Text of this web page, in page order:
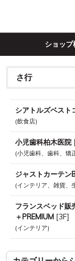
ショッ
さ行
シアトルズベス
飲食店
小児歯科柏木医院
小児歯科、歯科、矯
ジャストカーテン
インテリア、雑貨、
フランスベッド販
＋PREMIUM [3F]
インテリア